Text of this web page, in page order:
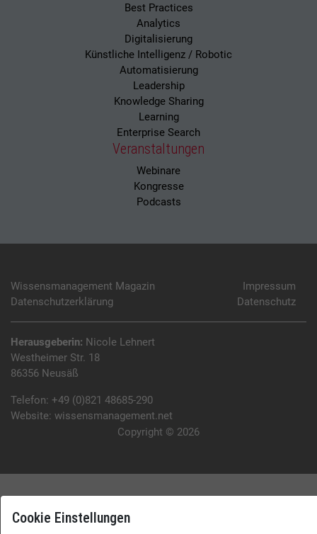
Best Practices
Analytics
Digitalisierung
Künstliche Intelligenz / Robotic
Automatisierung
Leadership
Knowledge Sharing
Learning
Enterprise Search
Veranstaltungen
Webinare
Kongresse
Podcasts
Wissensmanagement Magazin
Impressum
Datenschutzerklärung
Datenschutz
Herausgeberin: Nicole Lehnert
Westheimer Str. 18
86356 Neusäß
Telefon: +49 (0)821 48685-290
Website: wissensmanagement.net
Copyright © 2026
Cookie Einstellungen